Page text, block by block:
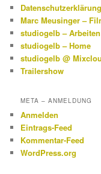
Datenschutzerklärung
Marc Meusinger –
studiogelb – Arbeiten
studiogelb – Home
studiogelb @
Trailershow
META – ANMELDUNG
Anmelden
Eintrags-Feed
Kommentar-Feed
WordPress.org